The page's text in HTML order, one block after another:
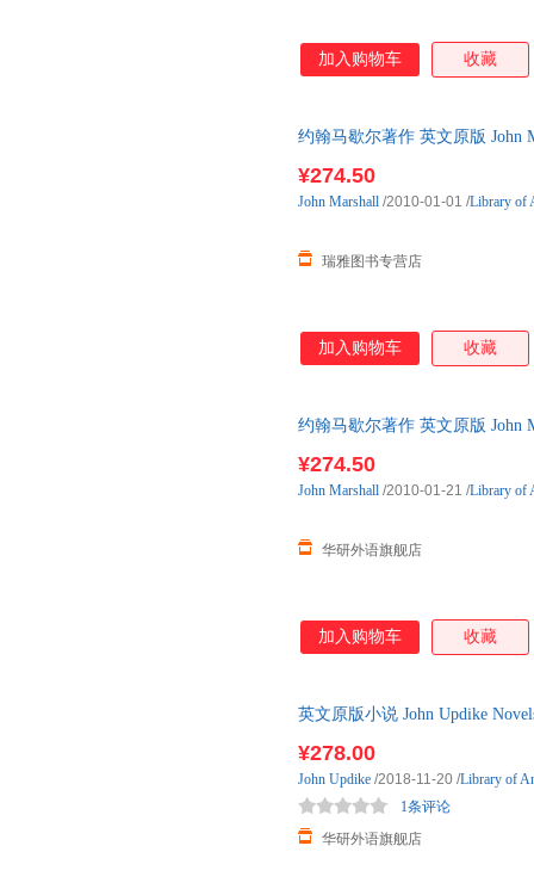
加入购物车 收藏
约翰马歇尔著作 英文原版 John
¥274.50
瑞雅图书专营店
John Marshall /2010-01-01 /Library of
加入购物车 收藏
约翰马歇尔著作 英文原版 John
¥274.50
华研外语旗舰店
John Marshall /2010-01-21 /Library of
加入购物车 收藏
英文原版小说 John Updike
¥278.00
华研外语旗舰店
1条评论
John Updike /2018-11-20 /Library of